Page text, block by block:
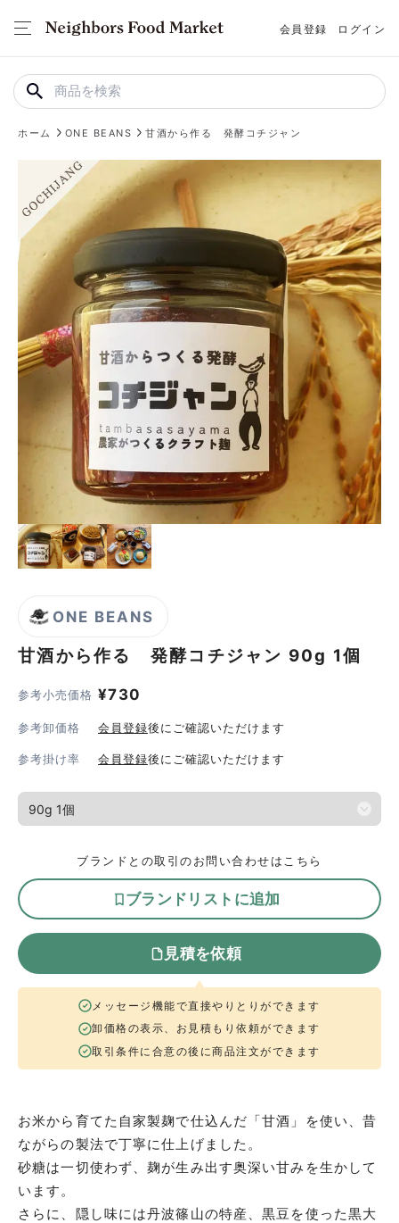
会員登録 ログイン
ホーム ONE BEANS 甘酒から作る 発酵コチジャン
ONE BEANS
甘酒から作る 発酵コチジャン 90g 1個
参考小売価格 ¥730
参考卸価格 会員登録後にご確認いただけます
参考掛け率 会員登録後にご確認いただけます
ブランドとの取引のお問い合わせはこちら
ブランドリストに追加
見積を依頼
メッセージ機能で直接やりとりができます
卸価格の表示、お見積もり依頼ができます
取引条件に合意の後に商品注文ができます
お米から育てた自家製麹で仕込んだ「甘酒」を使い、昔
ながらの製法で丁寧に仕上げました。
砂糖は一切使わず、麹が生み出す奥深い甘みを生かして
います。
さらに、隠し味には丹波篠山の特産、黒豆を使った黒大